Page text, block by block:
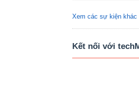
Xem các sự kiện khác
Kết nối với